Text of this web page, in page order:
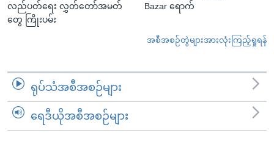
လည်ပတ်ရေး လွှတ်တော်အမတ်
တွေ ကြိုးပမ်း
Bazar ရောက်
အစီအစဉ်တွဲများအားလုံးကြည့်ရှုရန်
ရုပ်သံအစီအစဉ်များ
ရေဒီယိုအစီအစဉ်များ